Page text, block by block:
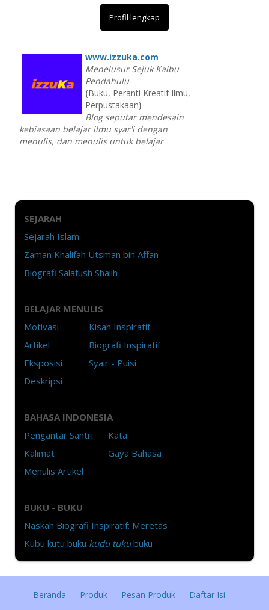
Profil lengkap
www.izzuka.com
Menelusur Sejuk Kalbu
Pendahulu
{Buku, Peranti Kreatif Ilmu,
Perpustakaan}
Blog seputar mendesain
kebiasaan belajar ilmu syar'i dengan
menulis, dan menulis untuk belajar
SEJARAH
Sejarah Islam
Zaman Khalifah Utsman bin Affan
Biografi Salafush Shalih
BELAJAR MENULIS
Motivasi
Artikel
Eksposisi
Deskripsi
Kisah Inspiratif
Biografi Inspiratif
Syair - Puisi
BAHASA INDONESIA
Pengantar Santri
Kalimat
Menulis Artikel
Kata
Gaya Bahasa
BUKU - BUKU
Naskah Biografi Inspiratif: Meretas
Kubu kutu buku kudu tukubuku
Beranda Produk Pesan Produk
Daftar Isi